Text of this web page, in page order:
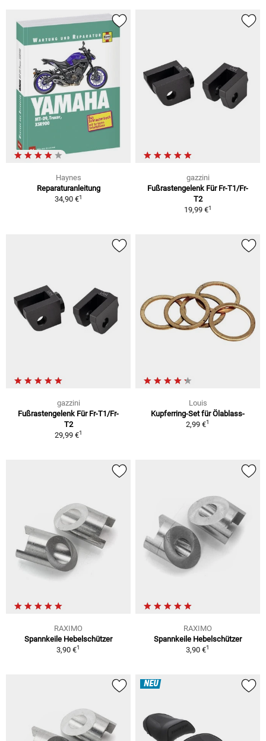
Haynes
Reparaturanleitung
34,90 €1
gazzini
Fußrastengelenk Für Fr-T1/Fr-
T2
19,99 €1
gazzini
Fußrastengelenk Für Fr-T1/Fr-
T2
29,99 €1
Louis
Kupferring-Set für Ölablass-
2,99 €1
RAXIMO
Spannkeile Hebelschützer
3,90 €1
RAXIMO
Spannkeile Hebelschützer
3,90 €1
NEU